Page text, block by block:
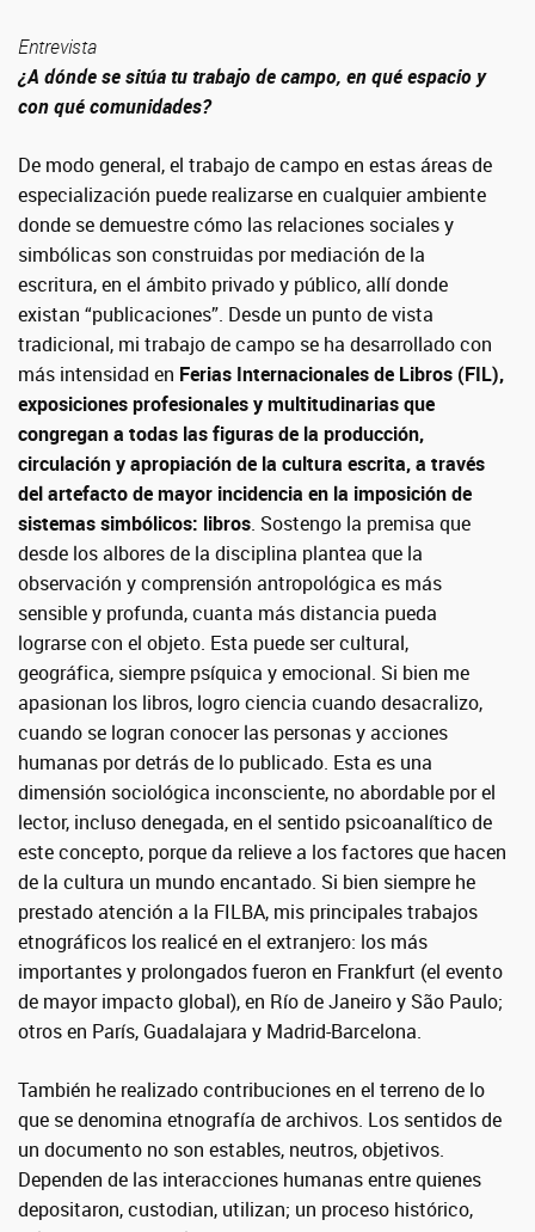
Entrevista
¿A dónde se sitúa tu trabajo de campo, en qué espacio y
con qué comunidades?
De modo general, el trabajo de campo en estas áreas de
especialización puede realizarse en cualquier ambiente
donde se demuestre cómo las relaciones sociales y
simbólicas son construidas por mediación de la
escritura, en el ámbito privado y público, allí donde
existan “publicaciones”. Desde un punto de vista
tradicional, mi trabajo de campo se ha desarrollado con
más intensidad en Ferias Internacionales de Libros (FIL),
exposiciones profesionales y multitudinarias que
congregan a todas las figuras de la producción,
circulación y apropiación de la cultura escrita, a través
del artefacto de mayor incidencia en la imposición de
sistemas simbólicos: libros. Sostengo la premisa que
desde los albores de la disciplina plantea que la
observación y comprensión antropológica es más
sensible y profunda, cuanta más distancia pueda
lograrse con el objeto. Esta puede ser cultural,
geográfica, siempre psíquica y emocional. Si bien me
apasionan los libros, logro ciencia cuando desacralizo,
cuando se logran conocer las personas y acciones
humanas por detrás de lo publicado. Esta es una
dimensión sociológica inconsciente, no abordable por el
lector, incluso denegada, en el sentido psicoanalítico de
este concepto, porque da relieve a los factores que hacen
de la cultura un mundo encantado. Si bien siempre he
prestado atención a la FILBA, mis principales trabajos
etnográficos los realicé en el extranjero: los más
importantes y prolongados fueron en Frankfurt (el evento
de mayor impacto global), en Río de Janeiro y São Paulo;
otros en París, Guadalajara y Madrid-Barcelona.
También he realizado contribuciones en el terreno de lo
que se denomina etnografía de archivos. Los sentidos de
un documento no son estables, neutros, objetivos.
Dependen de las interacciones humanas entre quienes
depositaron, custodian, utilizan; un proceso histórico,